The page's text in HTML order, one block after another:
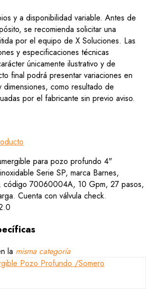
y a disponibilidad variable. Antes de
se recomienda solicitar una
por el equipo de X Soluciones. Las
y especificaciones técnicas
únicamente ilustrativo y de
final podrá presentar variaciones en
como resultado de
por el fabricante sin previo aviso.
para pozo profundo 4"
Serie SP, marca Barnes,
código 70060004A, 10 Gpm, 27 pasos,
Cuenta con válvula check.
la misma categoría